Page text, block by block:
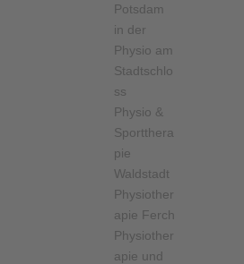
Potsdam
in der
Physio am
Stadtschlo
ss
Physio &
Sportthera
pie
Waldstadt
Physiother
apie Ferch
Physiother
apie und